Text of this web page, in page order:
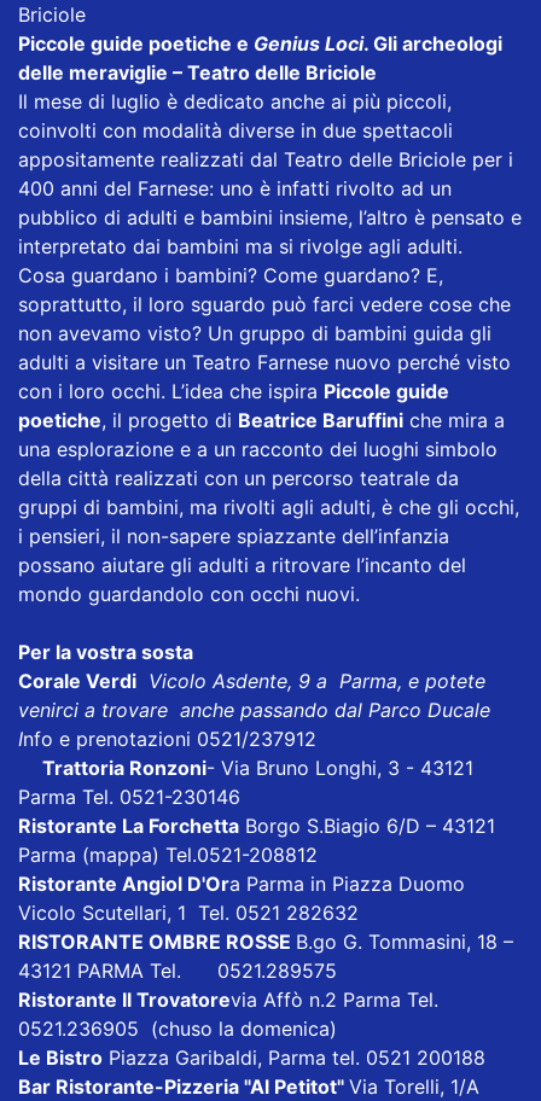
Briciole
Piccole guide poetiche e Genius Loci. Gli archeologi
delle meraviglie – Teatro delle Briciole
Il mese di luglio è dedicato anche ai più piccoli,
coinvolti con modalità diverse in due spettacoli
appositamente realizzati dal Teatro delle Briciole per i
400 anni del Farnese: uno è infatti rivolto ad un
pubblico di adulti e bambini insieme, l’altro è pensato e
interpretato dai bambini ma si rivolge agli adulti.
Cosa guardano i bambini? Come guardano? E,
soprattutto, il loro sguardo può farci vedere cose che
non avevamo visto? Un gruppo di bambini guida gli
adulti a visitare un Teatro Farnese nuovo perché visto
con i loro occhi. L’idea che ispira Piccole guide
poetiche, il progetto di Beatrice Baruffini che mira a
una esplorazione e a un racconto dei luoghi simbolo
della città realizzati con un percorso teatrale da
gruppi di bambini, ma rivolti agli adulti, è che gli occhi,
i pensieri, il non-sapere spiazzante dell’infanzia
possano aiutare gli adulti a ritrovare l’incanto del
mondo guardandolo con occhi nuovi.
Per la vostra sosta
Corale Verdi Vicolo Asdente, 9 a Parma, e potete
venirci a trovare anche passando dal Parco Ducale
Info e prenotazioni 0521/237912
Trattoria Ronzoni- Via Bruno Longhi, 3 - 43121
Parma Tel. 0521-230146
Ristorante La Forchetta Borgo S.Biagio 6/D – 43121
Parma (mappa) Tel.0521-208812
Ristorante Angiol D'Ora Parma in Piazza Duomo
Vicolo Scutellari, 1 Tel. 0521 282632
RISTORANTE OMBRE ROSSE B.go G. Tommasini, 18 –
43121 PARMA Tel. 0521.289575
Ristorante Il Trovatorevia Affò n.2 Parma Tel.
0521.236905 (chuso la domenica)
Le Bistro Piazza Garibaldi, Parma tel. 0521 200188
Bar Ristorante-Pizzeria "Al Petitot" Via Torelli, 1/A